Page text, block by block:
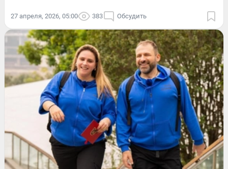
27 апреля, 2026, 05:00 383 Обсудить